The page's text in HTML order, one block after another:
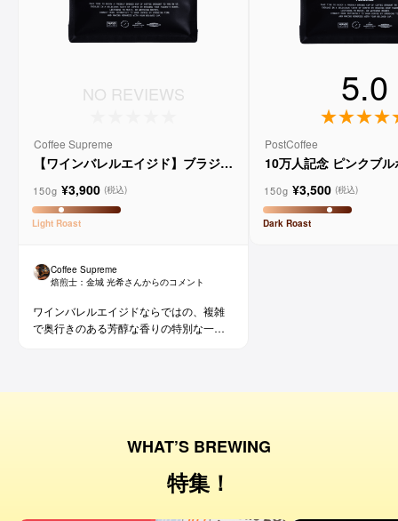
NO REVIEWS
Coffee Supreme
【ワインバレルエイジド】ブラジル
ョ
150g ¥3,900 (税込)
Light Roast
Coffee Supreme
焙煎士： 金城 光希さんからのコメント
ワインバレルエイジドならではの、複雑
で奥行きのある芳醇な香りの特別な一杯
5.0
PostCoffee
10万人記念 ピンクブ
150g ¥3,500 (税込)
Dark Roast
WHAT’S BREWING
特集！